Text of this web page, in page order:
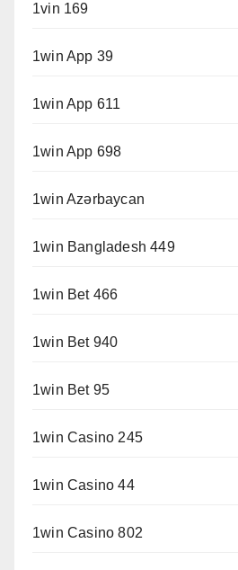
1vin 169
1win App 39
1win App 611
1win App 698
1win Azərbaycan
1win Bangladesh 449
1win Bet 466
1win Bet 940
1win Bet 95
1win Casino 245
1win Casino 44
1win Casino 802